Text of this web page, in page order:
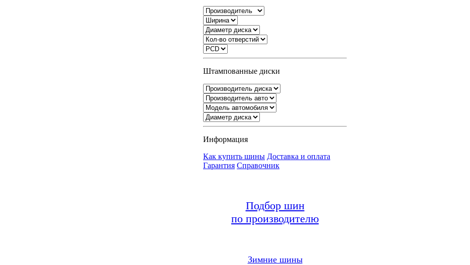
Штампованные диски
Информация
Как купить шины Доставка и оплата
Гарантия Справочник
Подбор шин
по производителю
Зимние шины